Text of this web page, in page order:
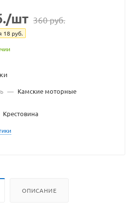
с
сайта
https://
без
разрешения
владельца
/шт 360руб.
18 руб.
— Камские моторные
Крестовина
ОПИСАНИЕ